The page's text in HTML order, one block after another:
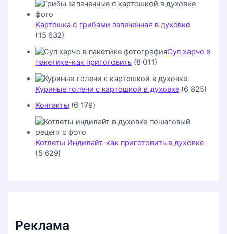
Картошка с грибами запеченная в духовке
(15 632)
Суп харчо в
пакетике-как приготовить (8 011)
Куриные голени с картошкой в духовке (6 825)
Контакты (6 179)
Котлеты Индилайт-как приготовить в духовке
(5 629)
Реклама